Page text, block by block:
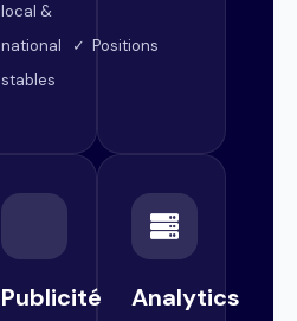
local &
national ✓ Positions
stables
Publicité Analytics